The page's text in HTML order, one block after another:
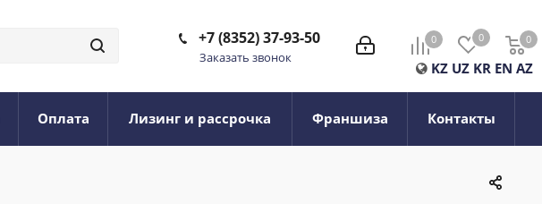
0 0 0
0
KZ UZ KR EN AZ
+7 (8352) 37-93-50
Заказать звонок
Оплата Лизинг и рассрочка Франшиза Контакты